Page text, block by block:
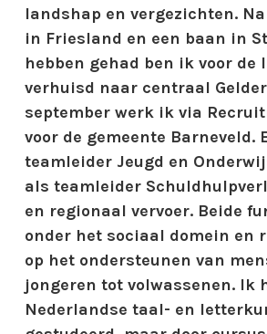
landshap en vergezichten.
in Friesland en een baan in
hebben gehad ben ik voor de
verhuisd naar centraal
september werk ik via
voor de gemeente Barneveld.
teamleider Jeugd en
als teamleider
en regionaal vervoer. Beide
onder het sociaal domein en
op het ondersteunen van
jongeren tot volwassenen. Ik
Nederlandse taal- en